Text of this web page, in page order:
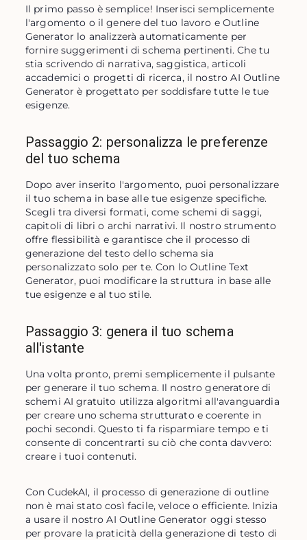
Il primo passo è semplice! Inserisci semplicemente
l'argomento o il genere del tuo lavoro e Outline
Generator lo analizzerà automaticamente per
fornire suggerimenti di schema pertinenti. Che tu
stia scrivendo di narrativa, saggistica, articoli
accademici o progetti di ricerca, il nostro AI Outline
Generator è progettato per soddisfare tutte le tue
esigenze.
Passaggio 2: personalizza le preferenze
del tuo schema
Dopo aver inserito l'argomento, puoi personalizzare
il tuo schema in base alle tue esigenze specifiche.
Scegli tra diversi formati, come schemi di saggi,
capitoli di libri o archi narrativi. Il nostro strumento
offre flessibilità e garantisce che il processo di
generazione del testo dello schema sia
personalizzato solo per te. Con lo Outline Text
Generator, puoi modificare la struttura in base alle
tue esigenze e al tuo stile.
Passaggio 3: genera il tuo schema
all'istante
Una volta pronto, premi semplicemente il pulsante
per generare il tuo schema. Il nostro generatore di
schemi AI gratuito utilizza algoritmi all'avanguardia
per creare uno schema strutturato e coerente in
pochi secondi. Questo ti fa risparmiare tempo e ti
consente di concentrarti su ciò che conta davvero:
creare i tuoi contenuti.
Con CudekAI, il processo di generazione di outline
non è mai stato così facile, veloce o efficiente. Inizia
a usare il nostro AI Outline Generator oggi stesso
per provare la praticità della generazione di testo di